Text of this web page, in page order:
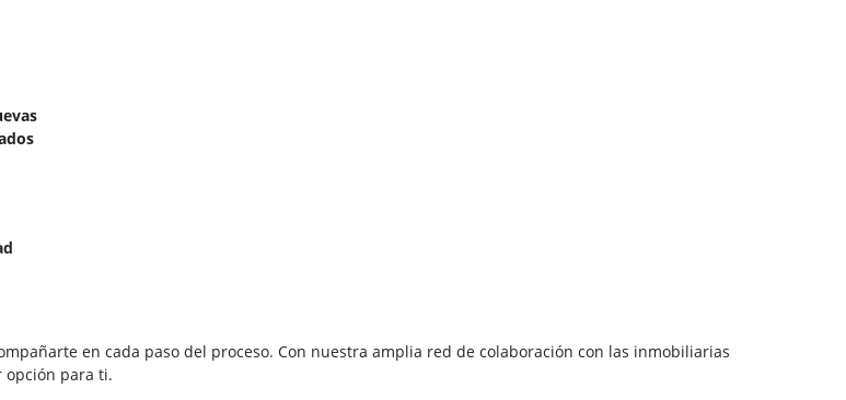
en cada paso del proceso. Con nuestra amplia red de colaboración con las inmobiliarias
opción para ti.